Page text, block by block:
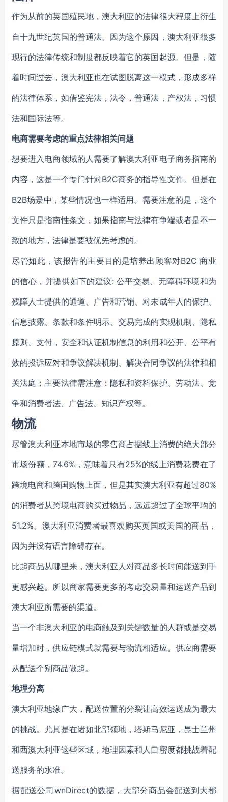
作为从前的英国殖民地，澳大利亚的法律很大程度上衍生
自十九世纪英国的普通法。因为这个原因，澳大利亚很多
现行的法律传统和制度都反映着它的英国起源。但是，随
着时间过去，澳大利亚也在试图脱离这一模式，形成多样
的法律体系，如借鉴宪法，法令，普通法，产权法，习惯
法和国际法等。
电商需要考虑的重点法律相关问题
想要进入电商领域的人需要了解澳大利亚电子商务指南的
内容，这是一个专门针对B2C商务的指导性文件。但是在
B2B场景中，某些情况也一样适用。需要注意的是，这个
文件只是指南性条文，如果指南与法律有争端或者是不一
致的地方，法律是要被优先考虑的。
尽管如此，该报告的主要目的是培养出顾客对B2C 商业
的信心，并提供如下的建议: 公平交易、无障碍环境和为
残障人士提供的通道、广告和营销、对未成年人的保护、
信息披露、条款和条件明示、交易完成的实现机制、隐私
原则、支付，安全和认证机制信息的利用和公开、公平有
效的投诉应对和争议解决机制、解决合同争议的法律和相
关法庭；主要法律需注意：隐私和资料保护、劳动法、竞
争和消费者法、广告法、知识产权等。
物流
尽管澳大利亚本地市场的零售商占据线上消费的绝大部分
市场份额，74.6%，意味着只有25%的线上消费花费在了
跨境电商和跨国购物上面，但是其实澳大利亚有超过80%
的消费者从跨境电商购买过物品，远远超过了全球平均的
51.2%。澳大利亚消费者最喜欢购买英国或美国的商品，
因为并没有语言障碍存在。
比起商品从哪里来，澳大利亚人对商品多长时间能送到手
更感兴趣。所以商家需要更多的考虑交易量和运送产品到
澳大利亚所需要的渠道。
当一个非澳大利亚的电商触及到关键数量的人群或是交易
量增加时，供应链模式就需要与物流相适应。供应商需要
从配送个别商品做起。
地理分离
澳大利亚地缘广大，配送位置的分裂让高效运送成为最大
的挑战。尤其是在诸如北部领地，塔斯马尼亚，昆士兰州
和西澳大利亚这些区域，地理因素和人口密度都挑战着配
送服务的水准。
据配送公司wnDirect的数据，大部分商品会配送到大都